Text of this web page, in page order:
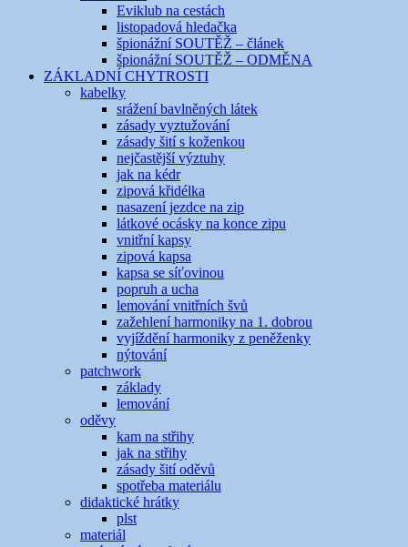
Eviklub na cestách
listopadová hledačka
špionážní SOUTĚŽ – článek
špionážní SOUTĚŽ – ODMĚNA
ZÁKLADNÍ CHYTROSTI
kabelky
srážení bavlněných látek
zásady vyztužování
zásady šití s koženkou
nejčastější výztuhy
jak na kédr
zipová křidélka
nasazení jezdce na zip
látkové ocásky na konce zipu
vnitřní kapsy
zipová kapsa
kapsa se síťovinou
popruh a ucha
lemování vnitřních švů
zažehlení harmoniky na 1. dobrou
vyjíždění harmoniky z peněženky
nýtování
patchwork
základy
lemování
oděvy
kam na střihy
jak na střihy
zásady šití oděvů
spotřeba materiálu
didaktické hrátky
plst
materiál